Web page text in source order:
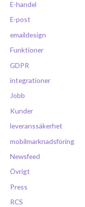
E-handel
E-post
emaildesign
Funktioner
GDPR
integrationer
Jobb
Kunder
leveranssäkerhet
mobilmarknadsföring
Newsfeed
Övrigt
Press
RCS